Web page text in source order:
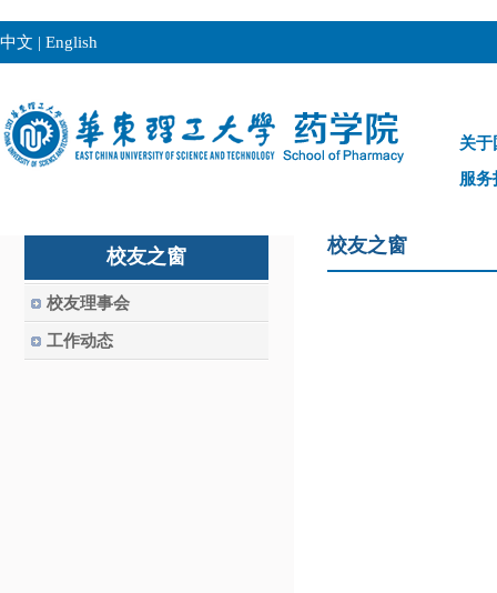
中文 | English
关于
服务
校友之窗
校友理事会
工作动态
校友之窗